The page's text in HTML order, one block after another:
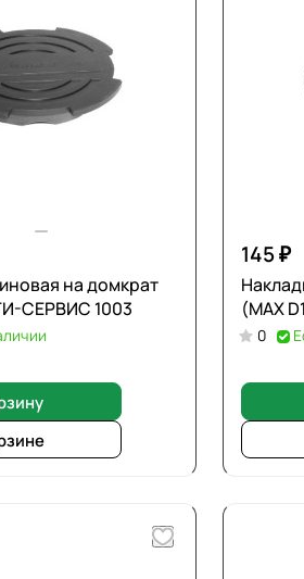
на домкрат
СЕРВИС 1003
145 ₽
(МАХ
0